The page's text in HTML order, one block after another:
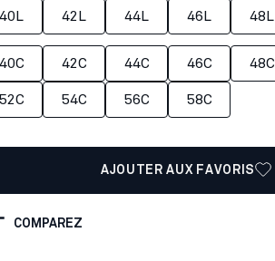
40L 42L 44L 46L 48L
40C 42C 44C 46C 48C
52C 54C 56C 58C
AJOUTER AUX FAVORIS
COMPAREZ